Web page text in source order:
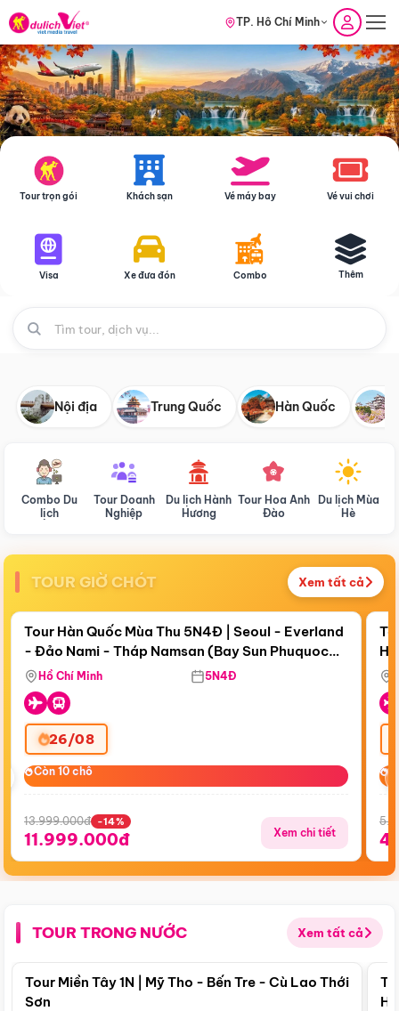
TP. Hồ Chí Minh
Tour trọn gói Khách sạn Vé máy bay Vé vui chơi
Visa Xe đưa đón Combo Thêm
Nội địa Trung Quốc Hàn Quốc
Combo Du
lịch
Tour Doanh
Nghiệp
Du lịch Hành
Hương
Tour Hoa Anh
Đào
Du lịch Mùa
Hè
TOUR GIỜ CHÓT Xem tất cả
Còn18 ngày 01:43:46
Bay Sun Phuquoc Airways
Điểm nổi bật
Tour Hàn Quốc Mùa Thu 5N4Đ | Seoul - Everland
- Đảo Nami - Tháp Namsan (Bay Sun Phuquoc
Airways)
Hồ Chí Minh 5N4Đ
26/08
Còn 10 chỗ
Còn 10 chỗ
13.999.000đ -14%
11.999.000đ Xem chi tiết
TOUR TRONG NƯỚC Xem tất cả
Điểm nổi bật
Tour Miền Tây 1N | Mỹ Tho - Bến Tre - Cù Lao Thới
Sơn